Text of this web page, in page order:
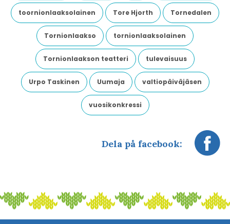
toornionlaaksolainen Tore Hjorth Tornedalen
Tornionlaakso tornionlaaksolainen
Tornionlaakson teatteri tulevaisuus
Urpo Taskinen Uumaja valtiopäiväjäsen
vuosikonkressi
Dela på facebook: